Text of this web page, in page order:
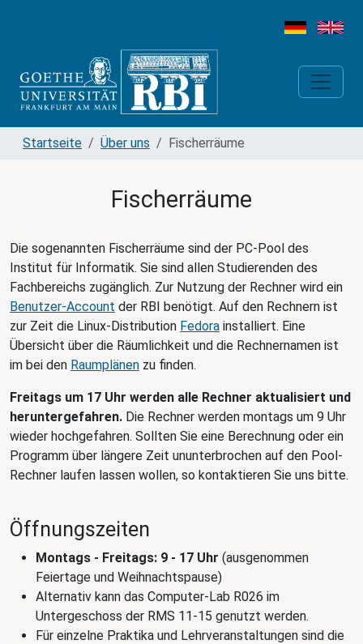
Startseite Über uns Fischerräume
Fischerräume
Die sogenannten Fischerräume sind der PC-Pool des
Institut für Informatik. Sie sind allen Studierenden des
Fachbereichs zugänglich. Zur Nutzung der Rechner wird ein
Benutzer-Account der RBI benötigt. Auf den Rechnern ist
zur Zeit die Linux-Distribution Fedora installiert. Eine
Übersicht über die Räumlichkeit und die Rechnernamen ist
im bei den Raumplänen zu finden.
Freitags um 17 Uhr werden alle Rechner aktualisiert und
heruntergefahren. Die Rechner werden montags um 9 Uhr
wieder hochgefahren. Sollten Sie eine Berechnung oder ein
Programm über längere Zeit ununterbrochen auf den Pool-
Rechner laufen lassen wollen, so kontaktieren Sie uns bitte.
Öffnungszeiten
Montags - Freitags: 9 - 17 Uhr (ausgenommen
Feiertage und Weihnachtspause)
Alternativ kann das Computer-Lab R026 im
Untergeschoss der RMS 11-15 genutzt werden.
Für einzelne Praktika und Lehrveranstaltungen sind die